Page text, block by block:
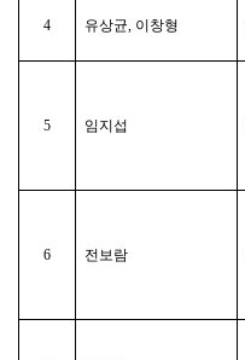
4 유상균, 이창형
5 임지섭
6 전보람